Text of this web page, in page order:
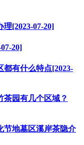
[2023-07-20]
20]
有什么特点[2023-
茶园有几个区域？
节地墓区溪岸茶隐介